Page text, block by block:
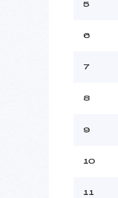
5
6
7
8
9
10
11